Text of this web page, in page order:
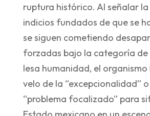
ruptura histórico. Al señalar
indicios fundados de que se
se siguen cometiendo
forzadas bajo la categoría de
lesa humanidad, el
velo de la “excepcionalidad”
“problema focalizado” para